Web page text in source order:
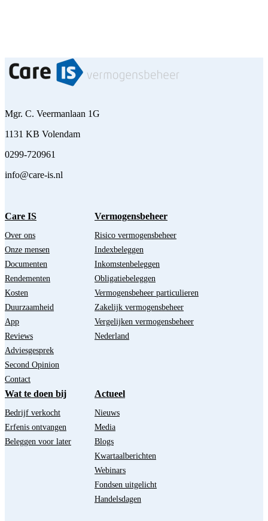
Mgr. C. Veermanlaan 1G
1131 KB Volendam
0299-720961
info@care-is.nl
Care IS
Over ons
Onze mensen
Documenten
Rendementen
Kosten
Duurzaamheid
App
Reviews
Adviesgesprek
Second Opinion
Contact
Vermogensbeheer
Risico vermogensbeheer
Indexbeleggen
Inkomstenbeleggen
Obligatiebeleggen
Vermogensbeheer particulieren
Zakelijk vermogensbeheer
Vergelijken vermogensbeheer
Nederland
Wat te doen bij
Bedrijf verkocht
Erfenis ontvangen
Beleggen voor later
Actueel
Nieuws
Media
Blogs
Kwartaalberichten
Webinars
Fondsen uitgelicht
Handelsdagen